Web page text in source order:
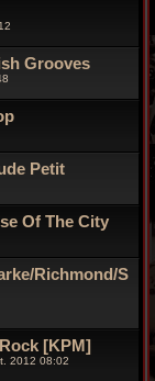
Grooves
Petit
Of The City
Richmond/S
[KPM]
2012 08:02